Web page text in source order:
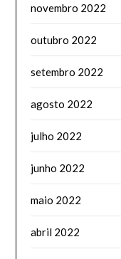
novembro 2022
outubro 2022
setembro 2022
agosto 2022
julho 2022
junho 2022
maio 2022
abril 2022